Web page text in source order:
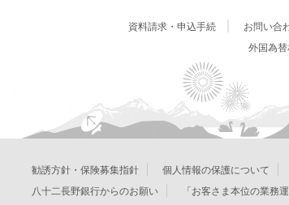
資料請求・申込手続 お問い合
外国為
勧誘方針・保険募集指針 個人情報の保護について
八十二長野銀行からのお願い
「お客さま本位の業務